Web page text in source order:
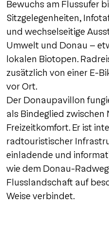
Bewuchs am Flussufer
Sitzgelegenheiten,
und wechselseitige
Umwelt und Donau –
lokalen Biotopen.
zusätzlich von einer
vor Ort.
Der Donaupavillon
als Bindeglied
Freizeitkomfort. Er ist
radtouristischer
einladende und
wie dem
Flusslandschaft auf
Weise verbindet.